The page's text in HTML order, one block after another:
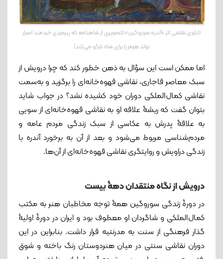
تابلوی نقاشی اثر «آندره سوروگین» (تصویری از شاهنامه که پیرمردی خردمند اسرار
تولد هرمز را برای شاه بازگو می‌کند)
اما ممکن است این سؤال به ذهن خطور کند که چرا درویش از
سبک معاصر قاجاری، نقاشی قهوه‌خانه‌ای را برگزید و به‌سمت
نقاشی کمال‌الملکی دوران خود کشیده نشد؟ در جواب شاید
بتوان گفت که ریشۀ علاقه او به نقاشی قهوه‌خانه‌ای از سویی
به علاقۀ پدرش به عکاسی از سبک زندگی مردم عامه و
مردم‌شناسی مربوط می‌شود و بعد از آن به برخورد آندره با
زندگی دراویش و روایتگری نقاشی قهوه‌خانه‌ای از آن‌ها.
درویش از نگاه منتقدان دهۀ بیست
در دورۀ زندگی سوروگین همۀ توجه مخاطبان هنر به‌ مکتب
کمال‌الملکی و شاگردان او معطوف بود و ایران در دورۀ اولیۀ
گذار فرهنگی از سنت به مدرنتیه قرار داشت. بنابراین در این
دوران نقاشی سنتی در میان هنردوستان رنگ ‌‌باخته‌ و شوق